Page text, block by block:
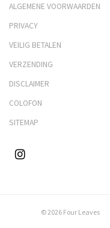
ALGEMENE VOORWAARDEN
PRIVACY
VEILIG BETALEN
VERZENDING
DISCLAIMER
COLOFON
SITEMAP
© 2026 Four Leaves